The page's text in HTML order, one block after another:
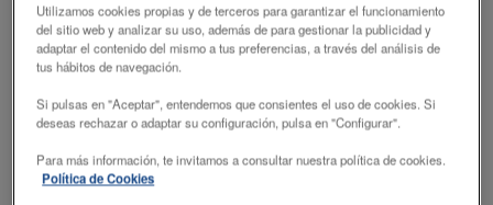
690816095
atencionclientes@disagrupo.es
Productos
- DISAMax 98
- DISAEco GASOLINA 95
Utilizamos cookies propias y de terceros para garantizar el funcionamiento
del sitio web y analizar su uso, además de para gestionar la publicidad y
adaptar el contenido del mismo a tus preferencias, a través del análisis de
tus hábitos de navegación.
Si pulsas en "Aceptar", entendemos que consientes el uso de cookies. Si
deseas rechazar o adaptar su configuración, pulsa en "Configurar".
Para más información, te invitamos a consultar nuestra política de cookies.
Política de Cookies